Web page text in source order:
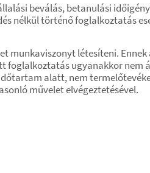
beválás, betanulási
nélkül történő foglalkoztatás
munkaviszonyt létesíteni.
ugyanakkor nem
alatt, nem
művelet elvégeztetésével.